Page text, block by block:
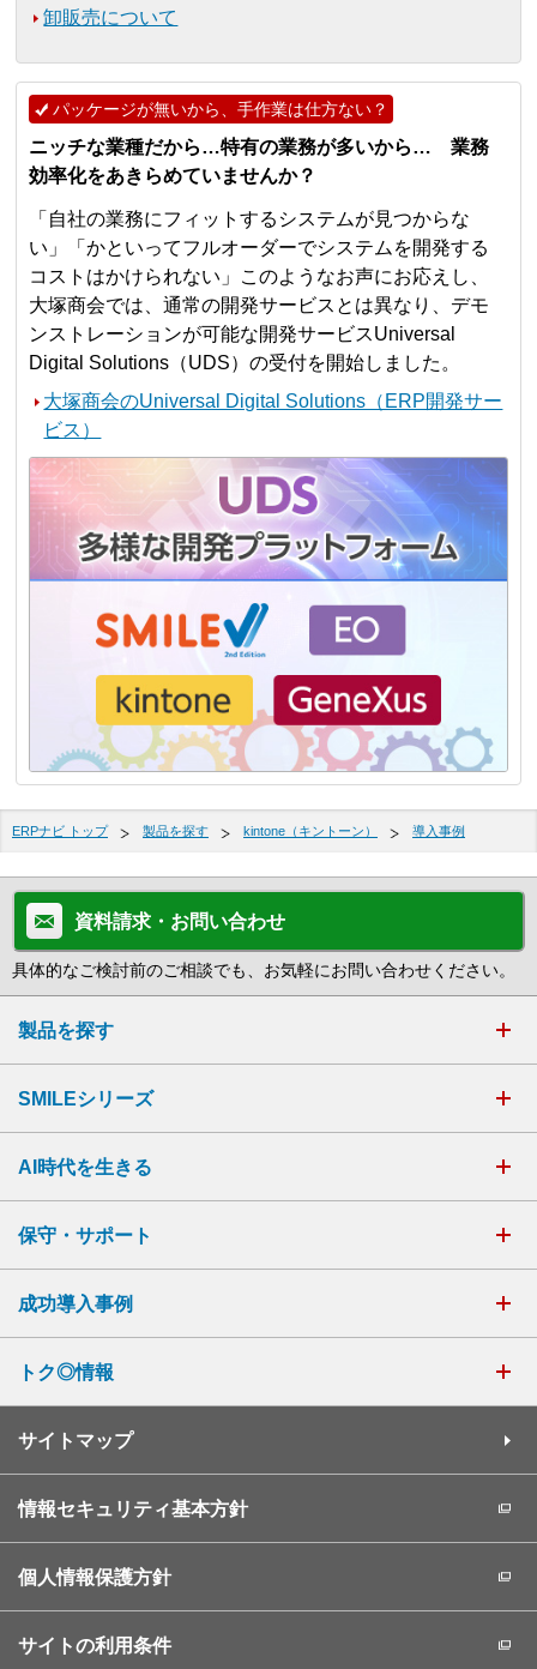
卸販売について
パッケージが無いから、手作業は仕方ない？
ニッチな業種だから…特有の業務が多いから… 業務
効率化をあきらめていませんか？
「自社の業務にフィットするシステムが見つからな
い」「かといってフルオーダーでシステムを開発する
コストはかけられない」このようなお声にお応えし、
大塚商会では、通常の開発サービスとは異なり、デモ
ンストレーションが可能な開発サービスUniversal
Digital Solutions（UDS）の受付を開始しました。
大塚商会のUniversal Digital Solutions（ERP開発サー
ビス）
ERPナビ トップ 製品を探す kintone（キントーン） 導入事例
資料請求・お問い合わせ
具体的なご検討前のご相談でも、お気軽にお問い合わせください。
製品を探す
SMILEシリーズ
AI時代を生きる
保守・サポート
成功導入事例
トク◎情報
サイトマップ
情報セキュリティ基本方針
個人情報保護方針
サイトの利用条件